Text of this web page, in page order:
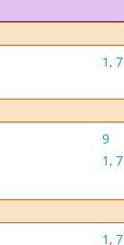
1, 7
9
1, 7
1, 7